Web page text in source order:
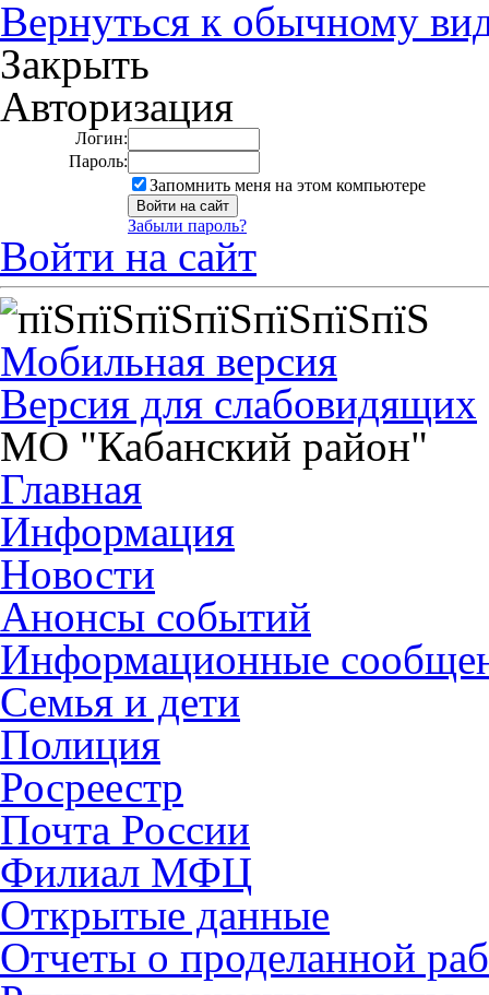
Вернуться к обычному
Закрыть
Авторизация
Логин:
Пароль:
Запомнить меня на этом компьютере
Забыли пароль?
Войти на сайт
Мобильная версия
Версия для слабовидящих
МО "Кабанский район"
Главная
Информация
Новости
Анонсы событий
Информационные
Семья и дети
Полиция
Росреестр
Почта России
Филиал МФЦ
Открытые данные
Отчеты о проделанной